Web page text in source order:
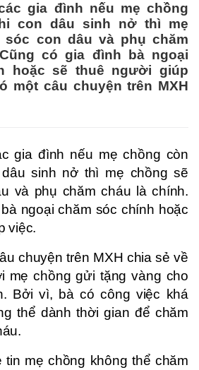
gia đình nếu mẹ chồng
con dâu sinh nở thì mẹ
sóc con dâu và phụ chăm
có gia đình bà ngoại
hoặc sẽ thuê người giúp
một câu chuyện trên MXH
gia đình nếu mẹ chồng còn
sinh nở thì mẹ chồng sẽ
và phụ chăm cháu là chính.
ngoại chăm sóc chính hoặc
việc.
chuyện trên MXH chia sẻ về
mẹ chồng gửi tặng vàng cho
Bởi vì, bà có công việc khá
thể dành thời gian để chăm
tin mẹ chồng không thể chăm